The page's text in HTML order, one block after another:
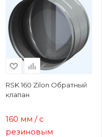
RSK 160 Zilon Обратный
клапан
160 мм / с
резиновым